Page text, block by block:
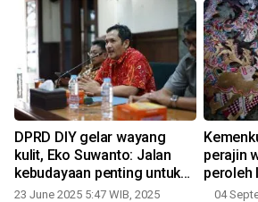
DPRD DIY gelar wayang
kulit, Eko Suwanto: Jalan
kebudayaan penting untuk
sinau Pancasila
23 June 2025 5:47 WIB, 2025
perajin
peroleh
04